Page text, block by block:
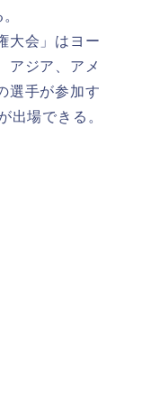
大会」はヨー
アジア、アメ
選手が参加す
出場できる。